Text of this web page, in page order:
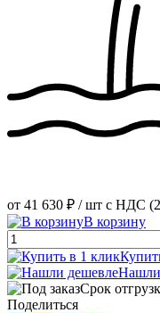
от 41 630 ₽ / шт с НДС
В корзину
Срок
Поделиться